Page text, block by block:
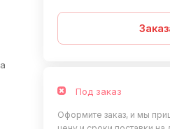
Под заказ
Оформите заказ, и мы